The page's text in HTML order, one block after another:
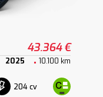
43.364 €
2025 10.100 km
204 cv